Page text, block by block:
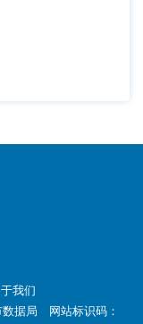
我们
据局 网站标识码：